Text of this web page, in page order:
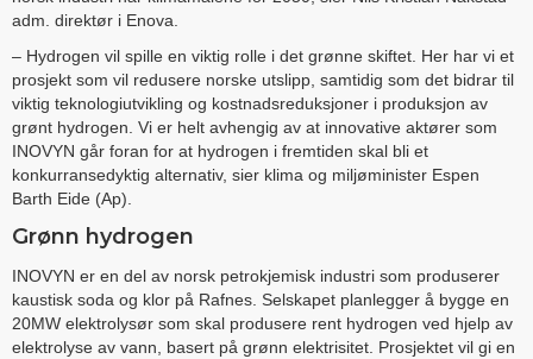
adm. direktør i Enova.
– Hydrogen vil spille en viktig rolle i det grønne skiftet. Her har vi et
prosjekt som vil redusere norske utslipp, samtidig som det bidrar til
viktig teknologiutvikling og kostnadsreduksjoner i produksjon av
grønt hydrogen. Vi er helt avhengig av at innovative aktører som
INOVYN går foran for at hydrogen i fremtiden skal bli et
konkurransedyktig alternativ, sier klima og miljøminister Espen
Barth Eide (Ap).
Grønn hydrogen
INOVYN er en del av norsk petrokjemisk industri som produserer
kaustisk soda og klor på Rafnes. Selskapet planlegger å bygge en
20MW elektrolysør som skal produsere rent hydrogen ved hjelp av
elektrolyse av vann, basert på grønn elektrisitet. Prosjektet vil gi en